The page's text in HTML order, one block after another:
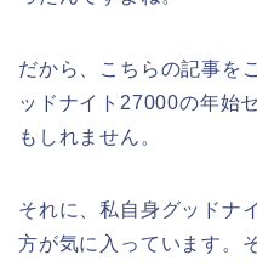
だから、こちらの記事を
ッドナイト27000の年始
もしれません。
それに、私自身グッドナ
方が気に入っています。